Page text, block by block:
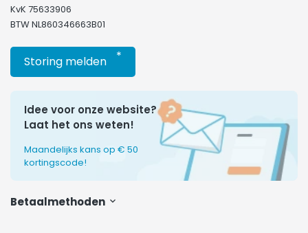
KvK 75633906
BTW NL860346663B01
Storing melden *
Idee voor onze website?
Laat het ons weten!
Maandelijks kans op € 50
kortingscode!
Betaalmethoden